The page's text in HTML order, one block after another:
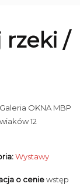
rzeki /
Galeria OKNA MBP
12
Wystawy
o ceniewstęp